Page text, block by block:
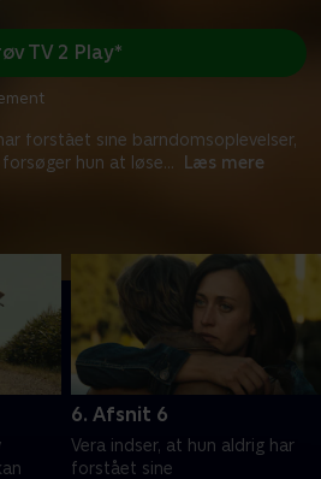
forstået sine barndomsoplevelser,
hun at løse... Læs mere
TV 2 Play*
6. Afsnit 6
Vera indser, at hun aldrig har
forstået sine